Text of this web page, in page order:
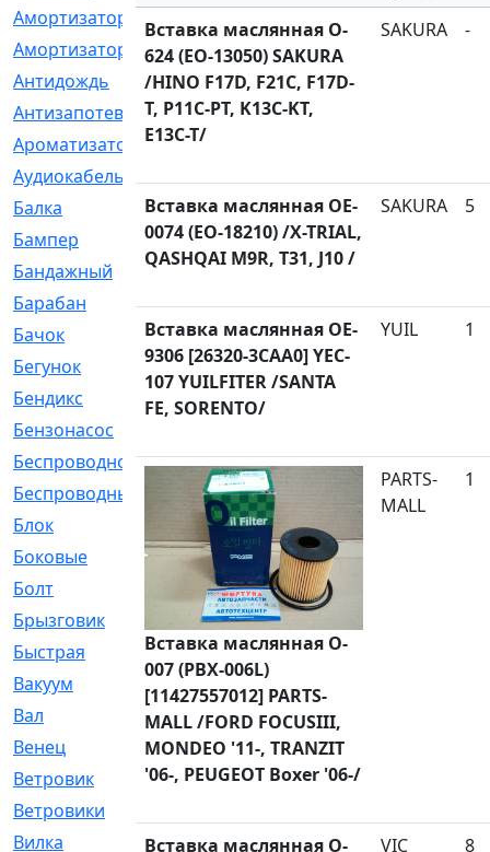
Амортизатор
Амортизаторы
[21]
Антидождь
[1]
Антизапотеватель
[1]
Ароматизатор
[35]
Аудиокабель
[2]
Балка
[58]
Бампер
[137]
Бандажный
[6]
Барабан
[5]
Бачок
[40]
Бегунок
[21]
Бендикс
[26]
Бензонасос
Беспроводное
[2]
Беспроводные
[1]
Блок
[81]
Боковые
[4]
Болт
[247]
Брызговик
[77]
Быстрая
[2]
Вакуум
[23]
Вал
[194]
Венец
[16]
Ветровик
[132]
Ветровики
Вилка
[15]
Вставка маслянная O-
624 (EO-13050) SAKURA
/HINO F17D, F21C, F17D-
T, P11C-PT, K13C-KT,
E13C-T/
SAKURA -
Вставка маслянная OE-
0074 (EO-18210) /X-TRIAL,
QASHQAI M9R, T31, J10 /
SAKURA 5
Вставка маслянная OE-
9306 [26320-3CAA0] YEC-
107 YUILFITER /SANTA
FE, SORENTO/
YUIL 1
Вставка маслянная O-
007 (PBX-006L)
[11427557012] PARTS-
MALL /FORD FOCUSIII,
MONDEO '11-, TRANZIT
'06-, PEUGEOT Boxer '06-/
PARTS-
MALL
1
Вставка маслянная O-
VIC 8